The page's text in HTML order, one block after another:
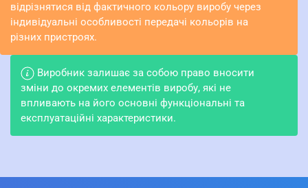
відрізнятися від фактичного кольору виробу через
індивідуальні особливості передачі кольорів на
різних пристроях.
Виробник залишає за собою право вносити
зміни до окремих елементів виробу, які не
впливають на його основні функціональні та
експлуатаційні характеристики.